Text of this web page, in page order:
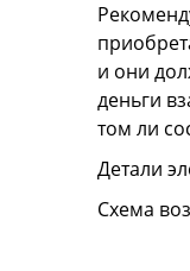
и они
деньги
том ли
Детали
Схема